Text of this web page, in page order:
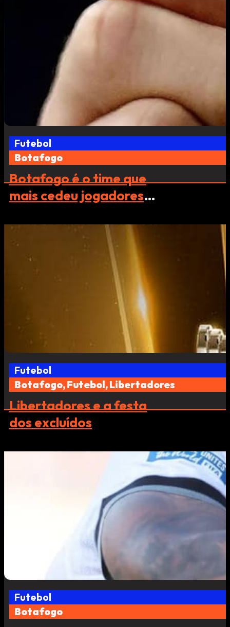
Futebol
Botafogo
Botafogo é o time que
mais cedeu jogadores
Futebol
Botafogo, Futebol, Libertadores
Libertadores e a festa
dos excluídos
Futebol
Botafogo